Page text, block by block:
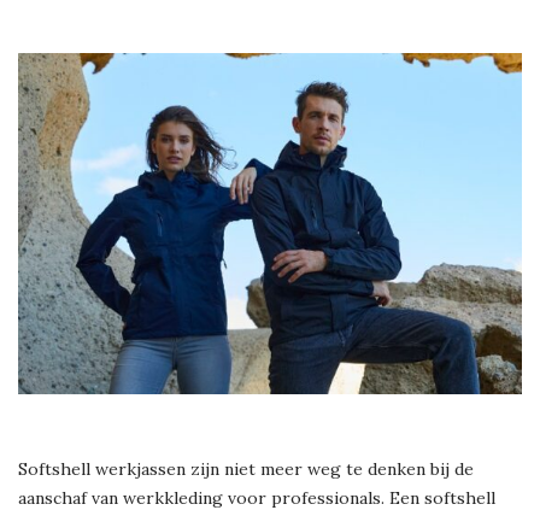
Softshell werkjassen zijn niet meer weg te denken bij de
aanschaf van werkkleding voor professionals. Een softshell